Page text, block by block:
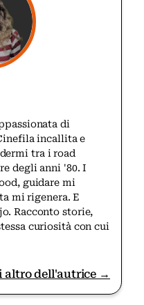
di
incallita e
tra i road
degli anni '80. I
guidare mi
mi rigenera. E
Racconto storie,
curiosità con cui
altro dell'autrice →